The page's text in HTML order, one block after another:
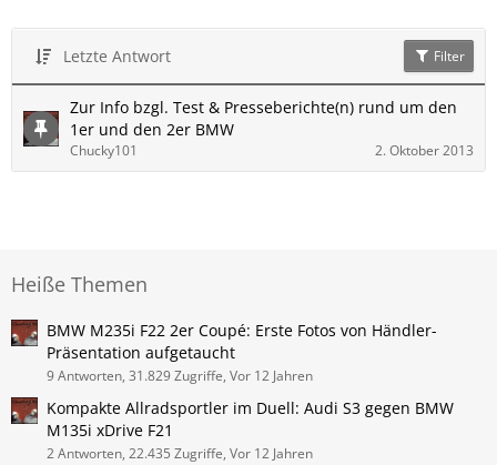
Letzte Antwort Filter
Zur Info bzgl. Test & Presseberichte(n) rund um den
1er und den 2er BMW
Chucky101 2. Oktober 2013
Heiße Themen
BMW M235i F22 2er Coupé: Erste Fotos von Händler-
Präsentation aufgetaucht
9 Antworten, 31.829 Zugriffe, Vor 12 Jahren
Kompakte Allradsportler im Duell: Audi S3 gegen BMW
M135i xDrive F21
2 Antworten, 22.435 Zugriffe, Vor 12 Jahren